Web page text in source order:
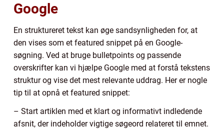
Google
En struktureret tekst kan øge sandsynligheden for, at
den vises som et featured snippet på en Google-
søgning. Ved at bruge bulletpoints og passende
overskrifter kan vi hjælpe Google med at forstå tekstens
struktur og vise det mest relevante uddrag. Her er nogle
tip til at opnå et featured snippet:
– Start artiklen med et klart og informativt indledende
afsnit, der indeholder vigtige søgeord relateret til emnet.